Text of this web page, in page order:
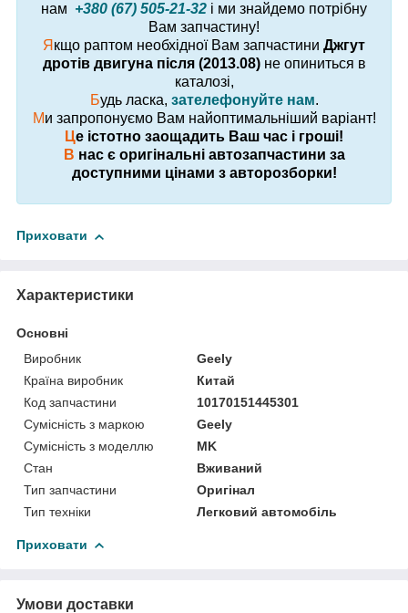
нам +380 (67) 505-21-32 і ми знайдемо потрібну
Вам запчастину!
Я кщо раптом необхідної Вам запчастини Джгут
дротів двигуна після (2013.08)не опиниться в
каталозі,
Будь ласка, зателефонуйте нам.
Ми запропонуємо Вам найоптимальніший варіант!
Це істотно заощадить Ваш час і гроші!
В нас є оригінальні автозапчастини за
доступними цінами з авторозборки!
Приховати
Характеристики
Основні
Виробник
Geely
Країна виробник
Китай
Код запчастини
10170151445301
Сумісність з маркою
Geely
Сумісність з моделлю
MK
Стан
Вживаний
Тип запчастини
Оригінал
Тип техніки
Легковий автомобіль
Приховати
Умови доставки